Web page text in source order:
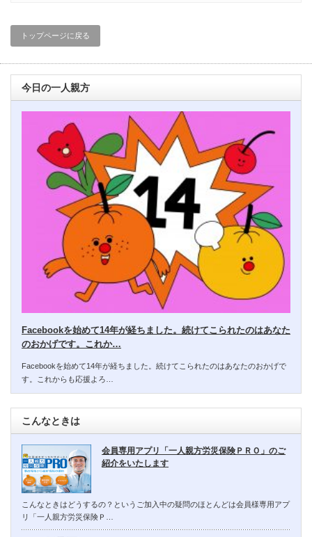
トップページに戻る
今日の一人親方
Facebookを始めて14年が経ちました。続けてこられたのはあなた
のおかげです。これか…
Facebookを始めて14年が経ちました。続けてこられたのはあなたのおかげで
す。これからも応援よろ…
こんなときは
会員専用アプリ「一人親方労災保険ＰＲＯ」のご
紹介をいたします
こんなときはどうするの？というご加入中の疑問のほとんどは会員様専用アプ
リ「一人親方労災保険Ｐ…